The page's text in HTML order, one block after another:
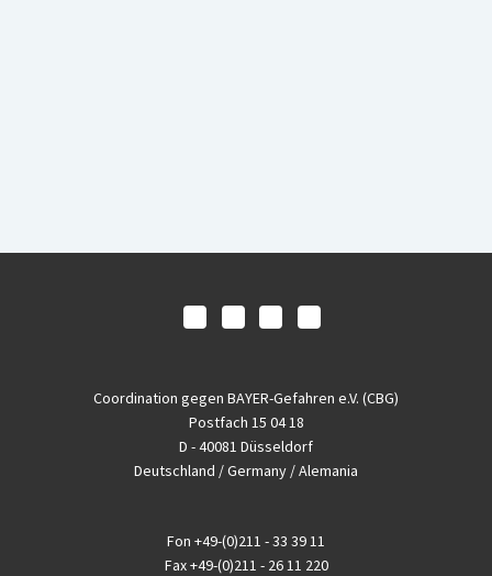
Coordination gegen BAYER-Gefahren e.V. (CBG)
Postfach 15 04 18
D - 40081 Düsseldorf
Deutschland / Germany / Alemania
Fon +49-(0)211 - 33 39 11
Fax+49-(0)211 - 26 11 220